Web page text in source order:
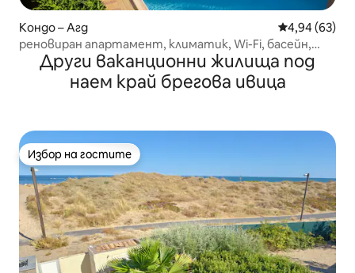
Кондо – Агд Средна
4,94 (63)
реновиран апартамент, климатик, Wi-Fi, басейн,
асансьор
Други ваканционни жилища под
наем край брегова ивица
Избор на гостите
Избор на гостите